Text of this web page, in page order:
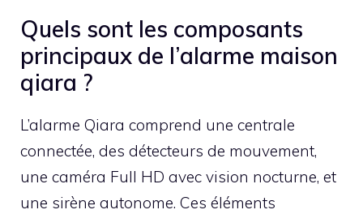
Quels sont les composants
principaux de l’alarme maison
qiara ?
L’alarme Qiara comprend une centrale
connectée, des détecteurs de mouvement,
une caméra Full HD avec vision nocturne, et
une sirène autonome. Ces éléments